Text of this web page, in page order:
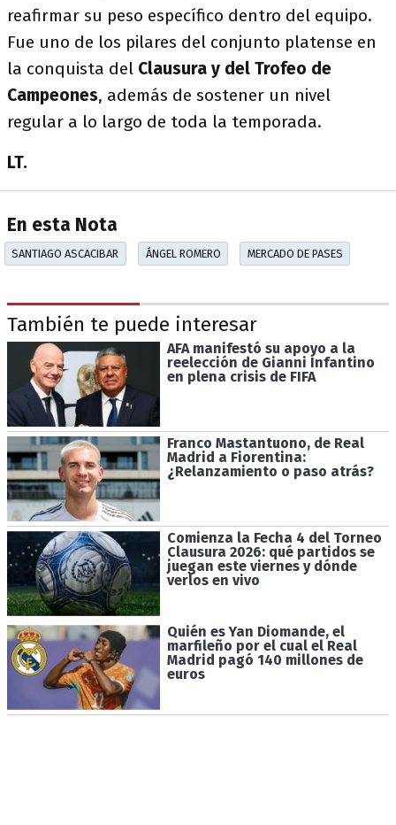
reafirmar su peso específico dentro del equipo.
Fue uno de los pilares del conjunto platense en
la conquista del Clausura y del Trofeo de
Campeones, además de sostener un nivel
regular a lo largo de toda la temporada.
LT.
En esta Nota
SANTIAGO ASCACIBAR ÁNGEL ROMERO MERCADO DE PASES
También te puede interesar
AFA manifestó su apoyo a la
reelección de Gianni Infantino
en plena crisis de FIFA
Franco Mastantuono, de Real
Madrid a Fiorentina:
¿Relanzamiento o paso atrás?
Comienza la Fecha 4 del Torneo
Clausura 2026: qué partidos se
juegan este viernes y dónde
verlos en vivo
Quién es Yan Diomande, el
marfileño por el cual el Real
Madrid pagó 140 millones de
euros